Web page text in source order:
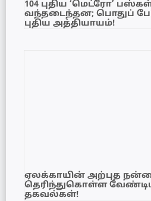
104 புதிய ‘மெட்ரோ’
வந்தடைந்தன; பொதுப்
புதிய அத்தியாயம்!
ஏலக்காயின் அற்புத
தெரிந்துகொள்ள
தகவல்கள்!